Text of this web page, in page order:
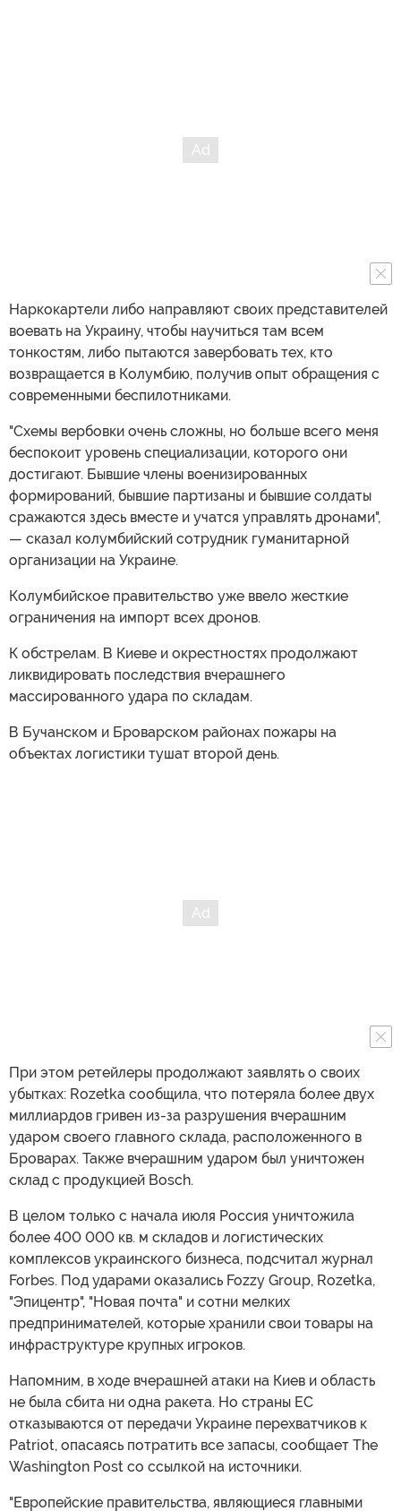
Наркокартели либо направляют своих представителей
воевать на Украину, чтобы научиться там всем
тонкостям, либо пытаются завербовать тех, кто
возвращается в Колумбию, получив опыт обращения с
современными беспилотниками.
"Схемы вербовки очень сложны, но больше всего меня
беспокоит уровень специализации, которого они
достигают. Бывшие члены военизированных
формирований, бывшие партизаны и бывшие солдаты
сражаются здесь вместе и учатся управлять дронами",
— сказал колумбийский сотрудник гуманитарной
организации на Украине.
Колумбийское правительство уже ввело жесткие
ограничения на импорт всех дронов.
К обстрелам. В Киеве и окрестностях продолжают
ликвидировать последствия вчерашнего
массированного удара по складам.
В Бучанском и Броварском районах пожары на
объектах логистики тушат второй день.
При этом ретейлеры продолжают заявлять о своих
убытках: Rozetka сообщила, что потеряла более двух
миллиардов гривен из-за разрушения вчерашним
ударом своего главного склада, расположенного в
Броварах. Также вчерашним ударом был уничтожен
склад с продукцией Bosch.
В целом только с начала июля Россия уничтожила
более 400 000 кв. м складов и логистических
комплексов украинского бизнеса, подсчитал журнал
Forbes. Под ударами оказались Fozzy Group, Rozetka,
"Эпицентр", "Новая почта" и сотни мелких
предпринимателей, которые хранили свои товары на
инфраструктуре крупных игроков.
Напомним, в ходе вчерашней атаки на Киев и область
не была сбита ни одна ракета. Но страны ЕС
отказываются от передачи Украине перехватчиков к
Patriot, опасаясь потратить все запасы, сообщает The
Washington Post со ссылкой на источники.
"Европейские правительства, являющиеся главными